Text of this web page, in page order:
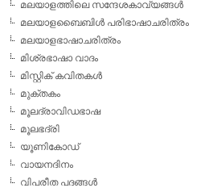
മലയാളത്തിലെ സന്ദേശകാവ്യങ്ങള്‍
മലയാളബൈബിള്‍ പരിഭാഷാചരിത്രം
മലയാളഭാഷാചരിത്രം
മിശ്രഭാഷാ വാദം
മിസ്റ്റിക് കവിതകള്‍
മുക്തകം
മൂലദ്രാവിഡഭാഷ
മൂലഭദ്രി
യൂണികോഡ്
വായനദിനം
വിപരീത പദങ്ങള്‍